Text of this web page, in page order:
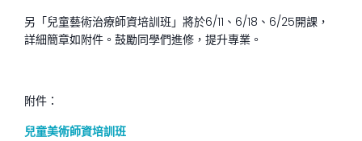
另「兒童藝術治療師資培訓班」將於6/11、6/18、6/25開課，
詳細簡章如附件。鼓勵同學們進修，提升專業。
附件：
兒童美術師資培訓班